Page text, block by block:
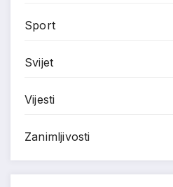
Sport
Svijet
Vijesti
Zanimljivosti